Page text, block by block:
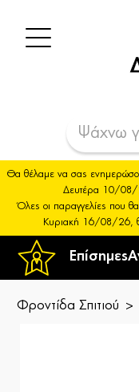
Επίσημες
Θα θέλαμε να σας
Δευτέρα 10/
Όλες οι παραγγελίες που
Κυριακή 16/08/26,
Φροντίδα Σπιτιού